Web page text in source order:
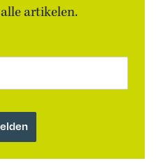
artikelen.